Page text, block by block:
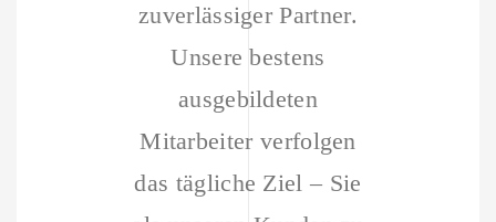
zuverlässiger Partner.
Unsere bestens
ausgebildeten
Mitarbeiter verfolgen
das tägliche Ziel – Sie